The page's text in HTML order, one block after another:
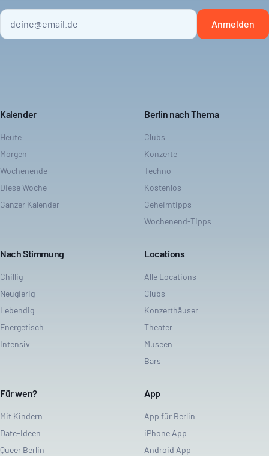
Anmelden
Kalender
Heute
Morgen
Wochenende
Diese Woche
Ganzer Kalender
Berlin nach Thema
Clubs
Konzerte
Techno
Kostenlos
Geheimtipps
Wochenend-Tipps
Nach Stimmung
Chillig
Neugierig
Lebendig
Energetisch
Intensiv
Locations
Alle Locations
Clubs
Konzerthäuser
Theater
Museen
Bars
Für wen?
Mit Kindern
Date-Ideen
Queer Berlin
App
App für Berlin
iPhone App
Android App